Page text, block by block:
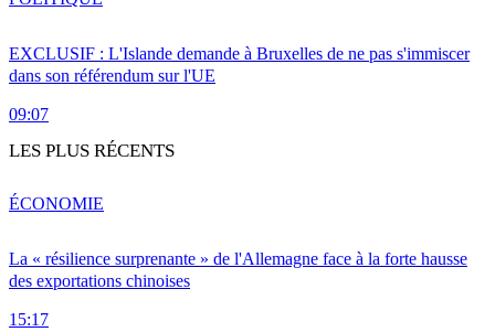
EXCLUSIF : L'Islande demande à Bruxelles de ne pas s'immiscer
dans son référendum sur l'UE
09:07
LES PLUS RÉCENTS
La « résilience surprenante » de l'Allemagne face à la forte hausse
des exportations chinoises
15:17
ÉCONOMIE